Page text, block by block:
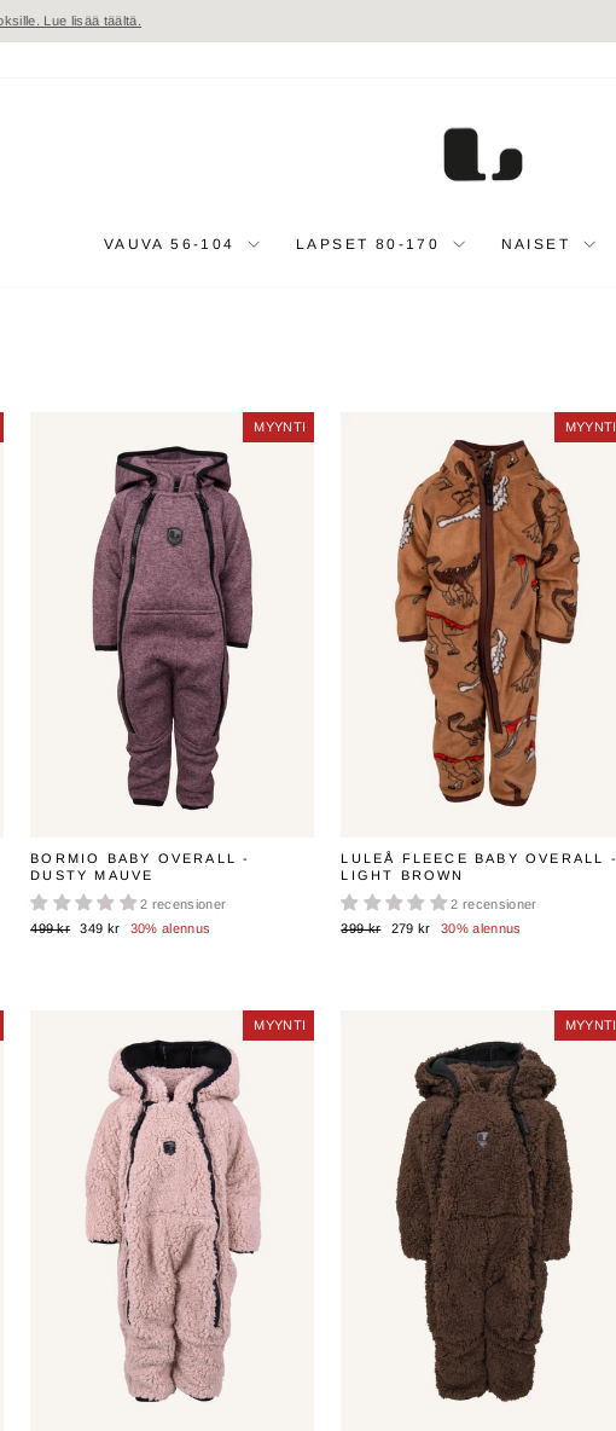
Keskeytä
VAUVA 56-104 LAPSET 80-170 NAISET
MYYNTI
MYYNTI
BORMIO BABY OVERALL -
DUSTY MAUVE
2 recensioner
Normaali
499 kr Myyntihinta
349 kr 30% alennus
MYYNTI
MYYNTI
LULEÅ FLEECE BABY OVERALL -
LIGHT BROWN
2 recensioner
Normaali
399 kr Myyntihinta
279 kr 30% alennus
MYYNTI
MYYNTI MYYNTI
MYYNTI